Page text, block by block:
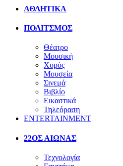
ΑΘΛΗΤΙΚΑ
ΠΟΛΙΤΣΜΟΣ
Θέατρο
Μουσική
Χορός
Μουσεία
Σινεμά
Βιβλίο
Εικαστικά
Τηλεόραση
ENTERTAINMENT
22ΟΣ ΑΙΩΝΑΣ
Τεχνολογία